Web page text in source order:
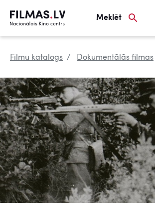
Meklēt
Filmu katalogs Dokumentālās filmas